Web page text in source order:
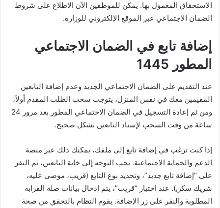
الاستحقاق المعمول بها. يمكن للموظفين الآن الاطلاع على شروط
الضمان الاجتماعي عبر الموقع الإلكتروني للوزارة.
إضافة تابع في الضمان الاجتماعي
المطور 1445
عند التقديم على الضمان الاجتماعي الجديد وعدم إضافة التابعين
المقيمين معك في نفس المنزل، يتوجب سحب الطلب المقدم أولاً،
ومن ثم إعادة التسجيل في الضمان الاجتماعي المطور بعد مرور 24
ساعة من وقت السحب لإسناد التابعين بشكل صحيح.
إذا كنت ترغب في إضافة تابع إلى ملفك، يمكنك ذلك عبر منصة
الدعم والحماية الاجتماعية. يجب التوجه إلى خانة التابعين، ثم النقر
على “إضافة تابع جديد”، وتحديد نوع التابع (قريب، موصى عليه،
شريك سكن). عند اختيار “قريب”، يتم إدخال بيانات صلة القرابة
المطلوبة والنقر على زر الإضافة. يقوم النظام بالتحقق من صحة